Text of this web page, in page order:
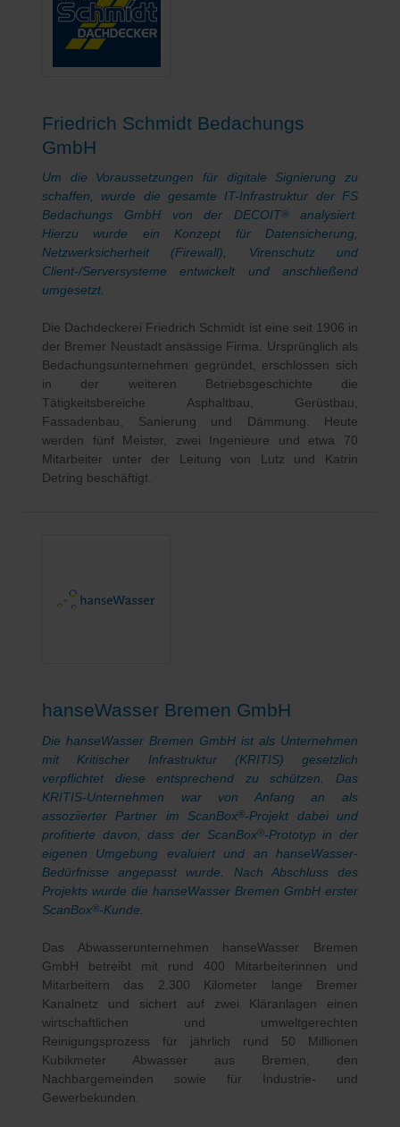
Friedrich Schmidt Bedachungs
GmbH
Um die Voraussetzungen für digitale Signierung zu
schaffen, wurde die gesamte IT-Infrastruktur der FS
Bedachungs GmbH von der DECOIT®
analysiert.
Hierzu wurde ein Konzept für Datensicherung,
Netzwerksicherheit (Firewall), Virenschutz und
Client-/Serversysteme entwickelt und anschließend
umgesetzt.
Die Dachdeckerei Friedrich Schmidt ist eine seit 1906 in
der Bremer Neustadt ansässige Firma. Ursprünglich als
Bedachungsunternehmen gegründet, erschlossen sich
in der weiteren Betriebsgeschichte die
Tätigkeitsbereiche Asphaltbau, Gerüstbau,
Fassadenbau, Sanierung und Dämmung. Heute
werden fünf Meister, zwei Ingenieure und etwa 70
Mitarbeiter unter der Leitung von Lutz und Katrin
Detring beschäftigt.
hanseWasser Bremen GmbH
Die hanseWasser Bremen GmbH ist als Unternehmen
mit Kritischer Infrastruktur (KRITIS) gesetzlich
verpflichtet diese entsprechend zu schützen. Das
KRITIS-Unternehmen war von Anfang an als
assoziierter Partner im ScanBox®-Projekt dabei und
profitierte davon, dass der ScanBox®-Prototyp in der
eigenen Umgebung evaluiert und an hanseWasser-
Bedürfnisse angepasst wurde. Nach Abschluss des
Projekts wurde die hanseWasser Bremen GmbH erster
ScanBox®-Kunde.
Das Abwasserunternehmen hanseWasser Bremen
GmbH betreibt mit rund 400 Mitarbeiterinnen und
Mitarbeitern das 2.300 Kilometer lange Bremer
Kanalnetz und sichert auf zwei Kläranlagen einen
wirtschaftlichen und umweltgerechten
Reinigungsprozess für jährlich rund 50 Millionen
Kubikmeter Abwasser aus Bremen, den
Nachbargemeinden sowie für Industrie- und
Gewerbekunden.